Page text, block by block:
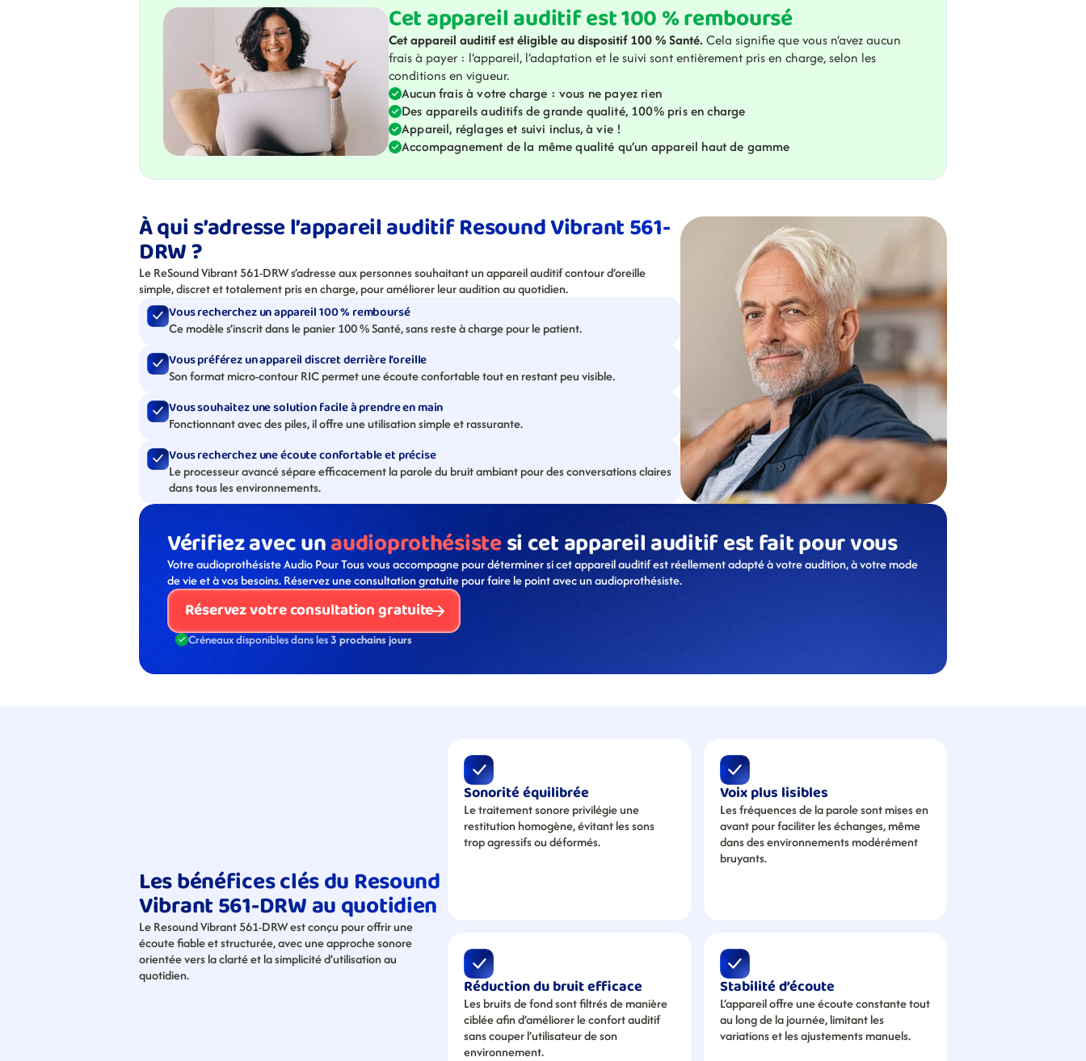
Cet appareil auditif est 100 % remboursé
Cet appareil auditif est éligible au dispositif 100 % Santé. Cela signifie que vous n’avez aucun
frais à payer : l’appareil, l’adaptation et le suivi sont entièrement pris en charge, selon les
conditions en vigueur.
Aucun frais à votre charge : vous ne payez rien
Des appareils auditifs de grande qualité, 100% pris en charge
Appareil, réglages et suivi inclus, à vie !
Accompagnement de la même qualité qu’un appareil haut de gamme
À qui s’adresse l’appareil auditif Resound Vibrant 561-
DRW ?
Le ReSound Vibrant 561-DRW s’adresse aux personnes souhaitant un appareil auditif contour d’oreille
simple, discret et totalement pris en charge, pour améliorer leur audition au quotidien.
Vous recherchez un appareil 100 % remboursé
Ce modèle s’inscrit dans le panier 100 % Santé, sans reste à charge pour le patient.
Vous préférez un appareil discret derrière l’oreille
Son format micro-contour RIC permet une écoute confortable tout en restant peu visible.
Vous souhaitez une solution facile à prendre en main
Fonctionnant avec des piles, il offre une utilisation simple et rassurante.
Vous recherchez une écoute confortable et précise
Le processeur avancé sépare efficacement la parole du bruit ambiant pour des conversations claires
dans tous les environnements.
Vérifiez avec un audioprothésiste si cet appareil auditif est fait pour vous
Votre audioprothésiste Audio Pour Tous vous accompagne pour déterminer si cet appareil auditif est réellement adapté à votre audition, à votre mode
de vie et à vos besoins. Réservez une consultation gratuite pour faire le point avec un audioprothésiste.
Réservez votre consultation gratuite
Créneaux disponibles dans les 3 prochains jours
Les bénéfices clés du Resound
Vibrant 561-DRW au quotidien
Le Resound Vibrant 561-DRW est conçu pour offrir une
écoute fiable et structurée, avec une approche sonore
orientée vers la clarté et la simplicité d’utilisation au
quotidien.
Sonorité équilibrée
Le traitement sonore privilégie une
restitution homogène, évitant les sons
trop agressifs ou déformés.
Voix plus lisibles
Les fréquences de la parole sont mises en
avant pour faciliter les échanges, même
dans des environnements modérément
bruyants.
Réduction du bruit efficace
Les bruits de fond sont filtrés de manière
ciblée afin d’améliorer le confort auditif
sans couper l’utilisateur de son
environnement.
Stabilité d’écoute
L’appareil offre une écoute constante tout
au long de la journée, limitant les
variations et les ajustements manuels.